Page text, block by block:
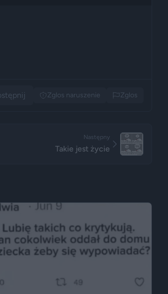
Zglos naruszenie Zglos
Następny
Takie jest życie